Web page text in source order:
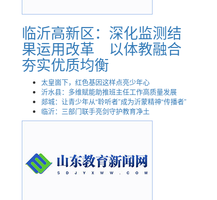
临沂高新区：深化监测结
果运用改革 以体教融合
夯实优质均衡
太皇崮下，红色基因这样点亮少年心
沂水县：多维赋能助推班主任工作高质量发展
郯城：让青少年从“聆听者”成为沂蒙精神“传播者”
临沂：三部门联手亮剑守护教育净土